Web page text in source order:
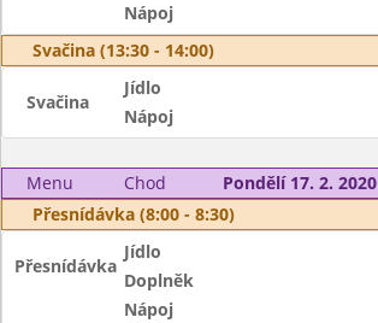
Nápoj
Svačina (13:30 - 14:00)
Svačina
Jídlo
Nápoj
Menu Chod
Pondělí 17. 2. 2020
Přesnídávka (8:00 - 8:30)
Přesnídávka
Jídlo
Doplněk
Nápoj